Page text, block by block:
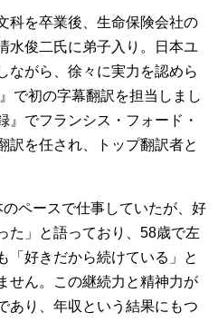
科を卒業後、生命保険会社の
水俊二氏に弟子入り。日本ユ
ながら、徐々に実力を認めら
で初の字幕翻訳を担当しまし
』でフランシス・フォード・
訳を任され、トップ翻訳者と
ペースで仕事していたが、好
た」と語っており、58歳で左
「好きだから続けている」と
せん。この継続力と精神力が
あり、年収という結果にもつ